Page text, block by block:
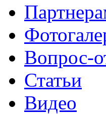
Вопрос-
Статьи
Видео